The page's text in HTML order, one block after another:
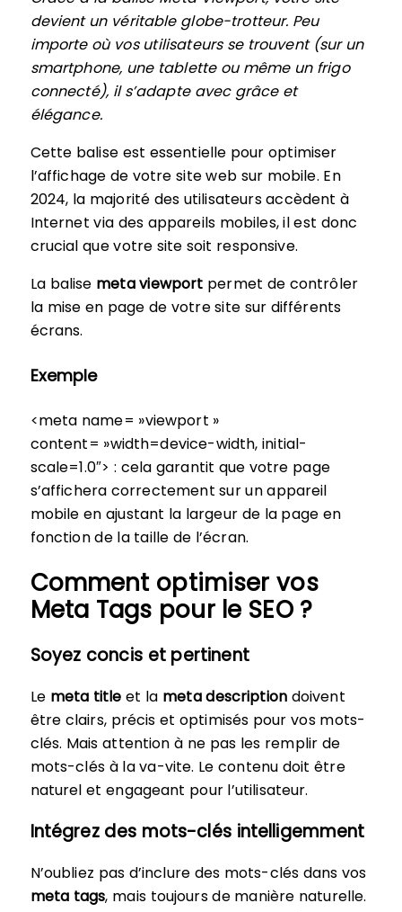
devient un véritable globe-trotteur. Peu
importe où vos utilisateurs se trouvent (sur un
smartphone, une tablette ou même un frigo
connecté), il s’adapte avec grâce et
élégance.
Cette balise est essentielle pour optimiser
l’affichage de votre site web sur mobile. En
2024, la majorité des utilisateurs accèdent à
Internet via des appareils mobiles, il est donc
crucial que votre site soit responsive.
La balise meta viewport permet de contrôler
la mise en page de votre site sur différents
écrans.
Exemple
<meta name= »viewport »
content= »width=device-width, initial-
scale=1.0″> : cela garantit que votre page
s’affichera correctement sur un appareil
mobile en ajustant la largeur de la page en
fonction de la taille de l’écran.
Comment optimiser vos
Meta Tags pour le SEO ?
Soyez concis et pertinent
Le meta title et la meta description doivent
être clairs, précis et optimisés pour vos mots-
clés. Mais attention à ne pas les remplir de
mots-clés à la va-vite. Le contenu doit être
naturel et engageant pour l’utilisateur.
Intégrez des mots-clés intelligemment
N’oubliez pas d’inclure des mots-clés dans vos
meta tags, mais toujours de manière naturelle.